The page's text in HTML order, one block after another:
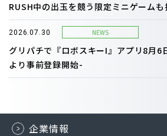
RUSH中の出玉を競う限定ミニゲーム
2026.07.30 NEWS
グリパチで『ロボスキーI』アプリ8月6
より事前登録開始-
企業情報